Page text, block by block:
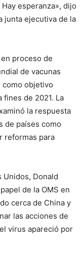
esperanza», dijo
junta ejecutiva de la
proceso de
de vacunas
como objetivo
de 2021. La
la respuesta
de países como
reformas para
Unidos, Donald
de la OMS en
cerca de China y
las acciones de
virus apareció por